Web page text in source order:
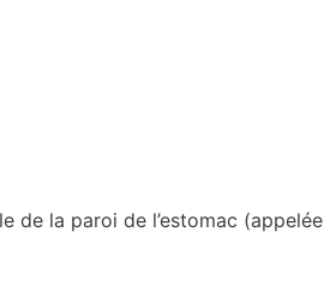
de la paroi de l’estomac (appelée